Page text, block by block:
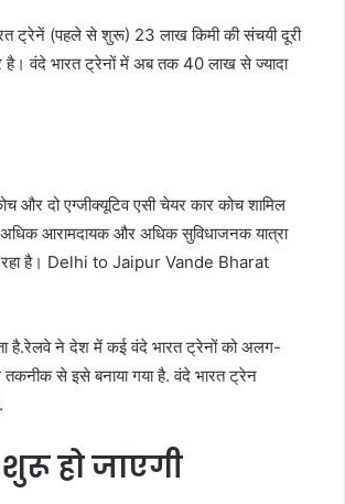
ट्रेनें (पहले से शुरू) 23 लाख किमी की संचयी दूरी
है। वंदे भारत ट्रेनों में अब तक 40 लाख से ज्यादा
और दो एग्जीक्यूटिव एसी चेयर कार कोच शामिल
आरामदायक और अधिक सुविधाजनक यात्रा
रहा है। Delhi to Jaipur Vande Bharat
है.रेलवे ने देश में कई वंदे भारत ट्रेनों को अलग-
से इसे बनाया गया है. वंदे भारत ट्रेन
हो जाएगी